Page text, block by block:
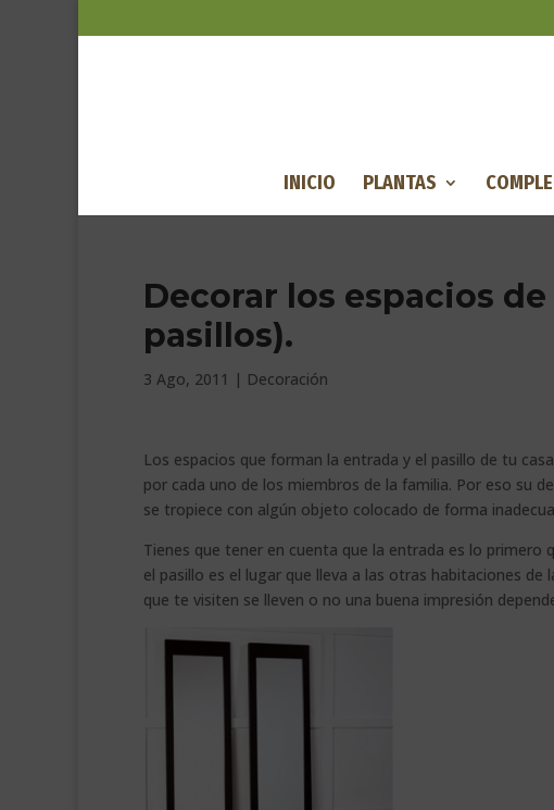
INICIO PLANTAS
Decorar los espacios
pasillos).
3 Ago, 2011 | Decoración
Los espacios que forman la entrada y el pasillo de tu
por cada uno de los miembros de la familia. Por eso su
se tropiece con algún objeto colocado de forma
Tienes que tener en cuenta que la entrada es lo
el pasillo es el lugar que lleva a las otras habitaciones
que te visiten se lleven o no una buena impresión